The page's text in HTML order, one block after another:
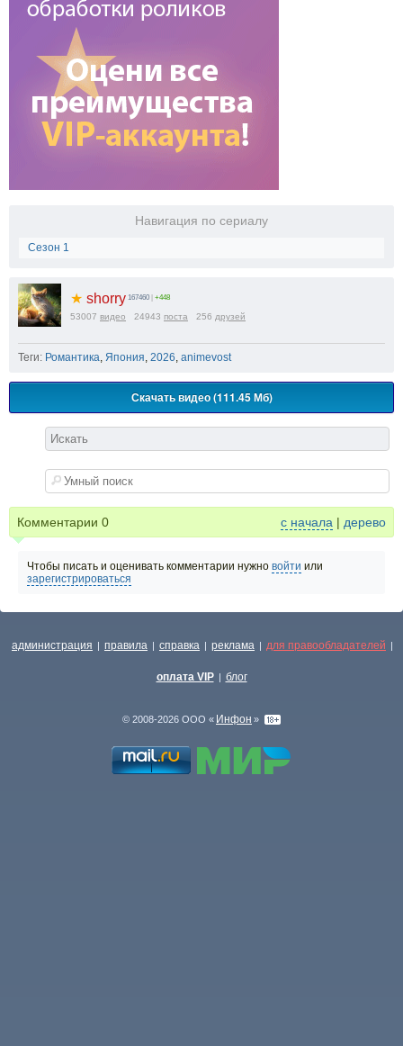
Навигация по сериалу
Сезон 1
★ shorry 167460 +448
53007 видео 24943 поста 256 друзей
Теги: Романтика, Япония, 2026, animevost
Скачать видео (111.45 Мб)
Комментарии 0 с начала | дерево
Чтобы писать и оценивать комментарии нужно войти или
зарегистрироваться
администрация | правила | справка | реклама | для правообладателей |
оплата VIP | блог
© 2008-2026 ООО « Инфон »